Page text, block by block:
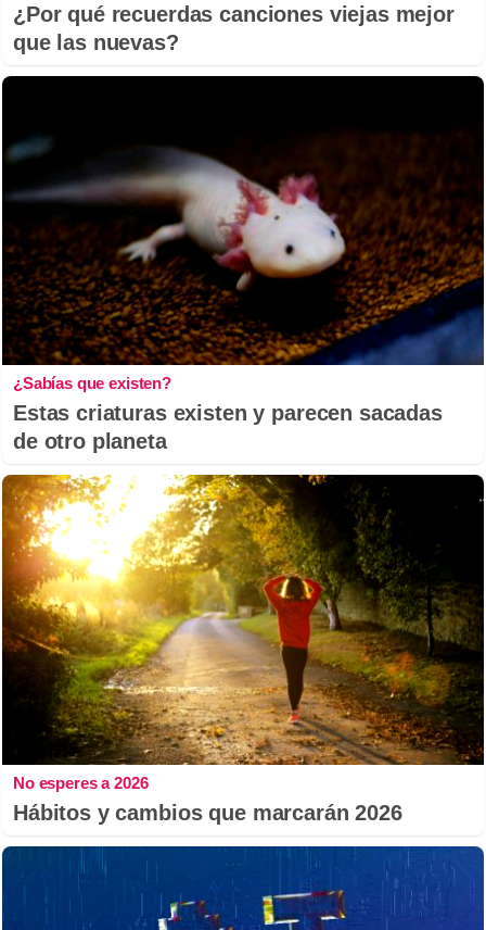
¿Por qué recuerdas canciones viejas mejor
que las nuevas?
¿Sabías que existen?
Estas criaturas existen y parecen sacadas
de otro planeta
No esperes a 2026
Hábitos y cambios que marcarán 2026